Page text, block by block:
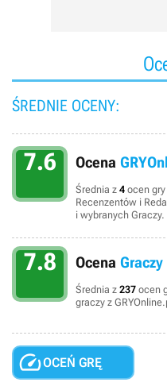
ŚREDNIE OCENY:
7.6 Ocena
Średnia z 4 ocen
Recenzentów i
i wybranych Graczy.
7.8 Ocena Graczy
Średnia z 237 ocen
graczy z
OCEŃ GRĘ